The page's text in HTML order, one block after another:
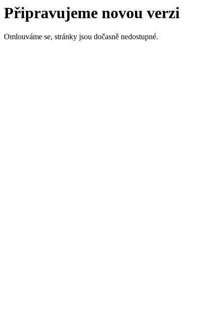
Připravujeme novou verzi
Omlouváme se, stránky jsou dočasně nedostupné.